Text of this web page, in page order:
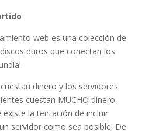
web es una colección de
duros que conectan los
dinero y los servidores
cuestan MUCHO dinero.
la tentación de incluir
servidor como sea posible. De